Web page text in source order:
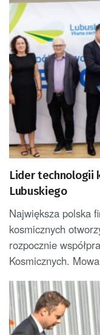
Lider technologii
Lubuskiego
Największa polska
kosmicznych
rozpocznie
Kosmicznych.